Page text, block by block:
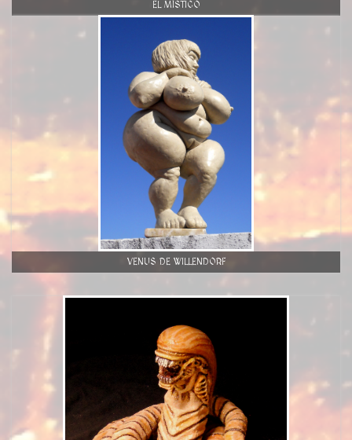
EL MÍSTICO
VENUS DE WILLENDORF